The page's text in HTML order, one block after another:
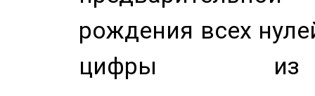
рождения всех
цифры из